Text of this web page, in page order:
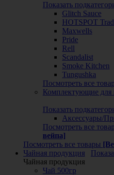
Показать
Glitch Sauce
HOTSPOT
Maxwells
Pride
Rell
Scandalist
Smoke Kitchen
Tungushka
Посмотреть все
Комплектующие для
Показать
Аксессуары/
Посмотреть все
вейпа]
Посмотреть все товары
Чайная продукция
Чайная продукция
Чай 500гр